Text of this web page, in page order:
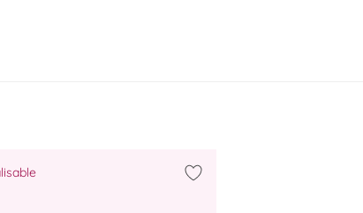
Ajouter à ma liste d'achats